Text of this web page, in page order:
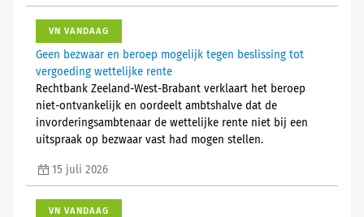
VN VANDAAG
Geen bezwaar en beroep mogelijk tegen beslissing tot
vergoeding wettelijke rente
Rechtbank Zeeland-West-Brabant verklaart het beroep
niet-ontvankelijk en oordeelt ambtshalve dat de
invorderingsambtenaar de wettelijke rente niet bij een
uitspraak op bezwaar vast had mogen stellen.
15 juli 2026
VN VANDAAG